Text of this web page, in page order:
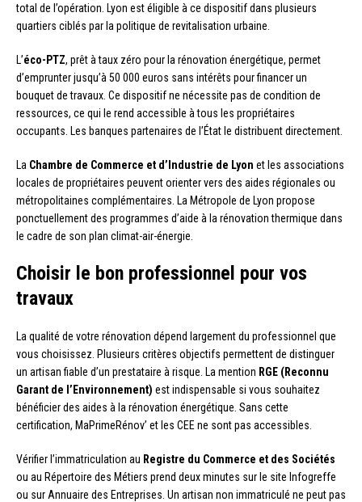
total de l’opération. Lyon est éligible à ce dispositif dans plusieurs
quartiers ciblés par la politique de revitalisation urbaine.
L’éco-PTZ, prêt à taux zéro pour la rénovation énergétique, permet
d’emprunter jusqu’à 50 000 euros sans intérêts pour financer un
bouquet de travaux. Ce dispositif ne nécessite pas de condition de
ressources, ce qui le rend accessible à tous les propriétaires
occupants. Les banques partenaires de l’État le distribuent directement.
La Chambre de Commerce et d’Industrie de Lyon et les associations
locales de propriétaires peuvent orienter vers des aides régionales ou
métropolitaines complémentaires. La Métropole de Lyon propose
ponctuellement des programmes d’aide à la rénovation thermique dans
le cadre de son plan climat-air-énergie.
Choisir le bon professionnel pour vos
travaux
La qualité de votre rénovation dépend largement du professionnel que
vous choisissez. Plusieurs critères objectifs permettent de distinguer
un artisan fiable d’un prestataire à risque. La mention RGE (Reconnu
Garant de l’Environnement) est indispensable si vous souhaitez
bénéficier des aides à la rénovation énergétique. Sans cette
certification, MaPrimeRénov’ et les CEE ne sont pas accessibles.
Vérifier l’immatriculation au Registre du Commerce et des Sociétés
ou au Répertoire des Métiers prend deux minutes sur le site Infogreffe
ou sur Annuaire des Entreprises. Un artisan non immatriculé ne peut pas